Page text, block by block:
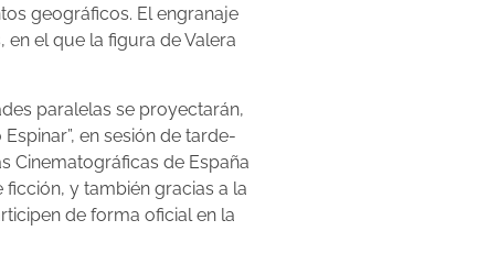
geográficos. El engranaje
el que la figura de Valera
paralelas se proyectarán,
en sesión de tarde-
Cinematográficas de España
y también gracias a la
de forma oficial en la